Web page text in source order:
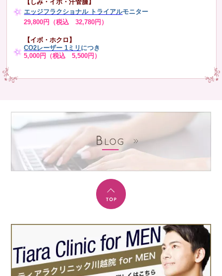
【しみ・イボ・汗管腫】
エッジフラクショナル トライアルモニター
29,800円（税込 32,780円）
【イボ・ホクロ】
CO2レーザー 1ミリ につき
5,000円（税込 5,500円）